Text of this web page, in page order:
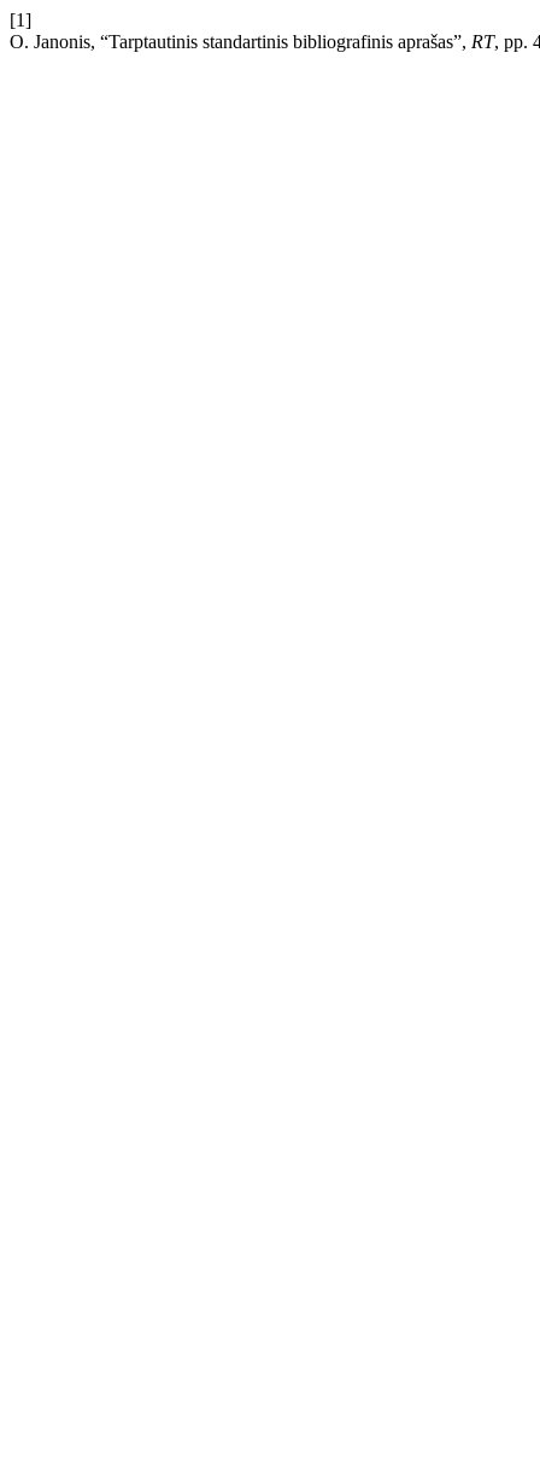
[1]
O. Janonis, “Tarptautinis standartinis bibliografinis aprašas”, RT, pp.